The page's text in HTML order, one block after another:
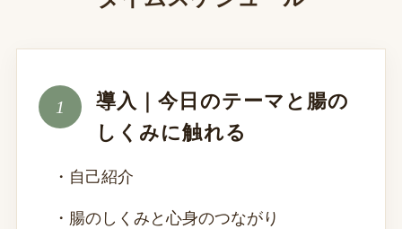
導入｜今日のテーマと腸の
しくみに触れる
・自己紹介
・腸のしくみと心身のつながり